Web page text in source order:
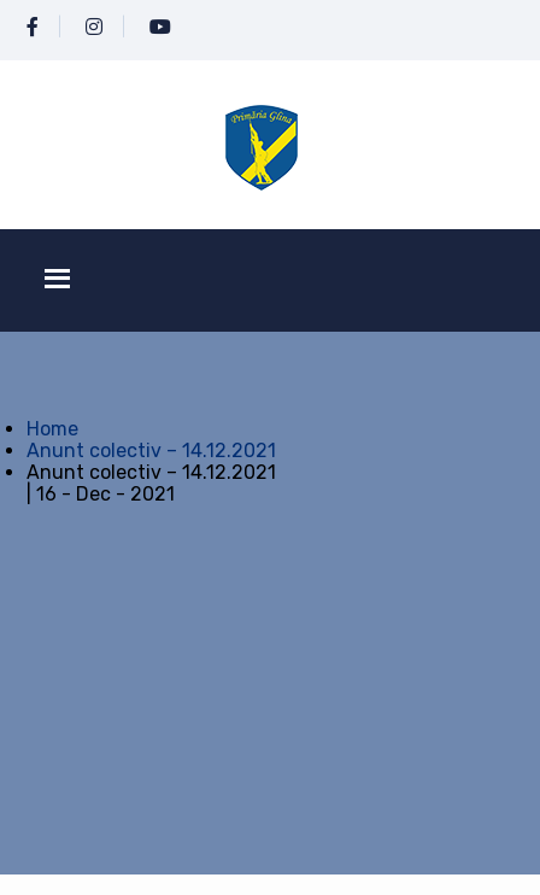
Home
Anunt colectiv – 14.12.2021
Anunt colectiv – 14.12.2021
| 16 - Dec - 2021